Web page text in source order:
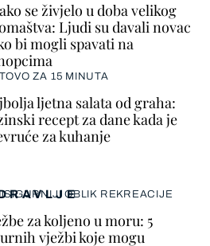
OBLIK REKREACIJE
za koljeno u moru: 5
vježbi koje mogu
se živjelo u doba velikog
Ljudi su davali novac
bi mogli spavati na
ZA 15 MINUTA
ljetna salata od graha:
recept za dane kada je
za kuhanje